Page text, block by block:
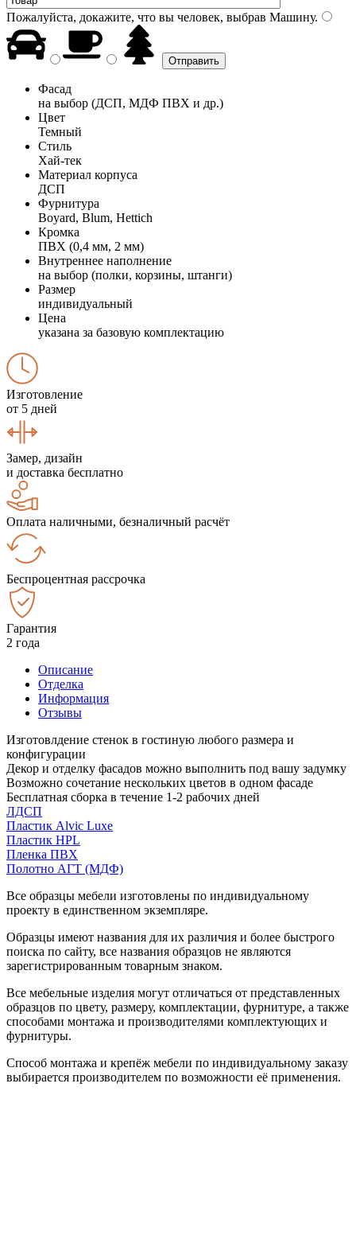
Пожалуйста, докажите, что вы человек, выбрав Машину.
Фасад
на выбор (ДСП, МДФ ПВХ и др.)
Цвет
Темный
Стиль
Хай-тек
Материал корпуса
ДСП
Фурнитура
Boyard, Blum, Hettich
Кромка
ПВХ (0,4 мм, 2 мм)
Внутреннее наполнение
на выбор (полки, корзины, штанги)
Размер
индивидуальный
Цена
указана за базовую комплектацию
Изготовление
от 5 дней
Замер, дизайн
и доставка бесплатно
Оплата наличными, безналичный расчёт
Беспроцентная рассрочка
Гарантия
2 года
Описание
Отделка
Информация
Отзывы
Изготовлдение стенок в гостиную любого размера и
конфигурации
Декор и отделку фасадов можно выполнить под вашу задумку
Возможно сочетание нескольких цветов в одном фасаде
Бесплатная сборка в течение 1-2 рабочих дней
ЛДСП
Пластик Alvic Luxe
Пластик HPL
Пленка ПВХ
Полотно АГТ (МДФ)
Все образцы мебели изготовлены по индивидуальному
проекту в единственном экземпляре.
Образцы имеют названия для их различия и более быстрого
поиска по сайту, все названия образцов не являются
зарегистрированным товарным знаком.
Все мебельные изделия могут отличаться от представленных
образцов по цвету, размеру, комплектации, фурнитуре, а также
способами монтажа и производителями комплектующих и
фурнитуры.
Способ монтажа и крепёж мебели по индивидуальному заказу
выбирается производителем по возможности её применения.